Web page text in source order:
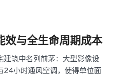
效与全生命周期成本
建筑中名列前茅：大型影像设
24小时通风空调，使得单位面